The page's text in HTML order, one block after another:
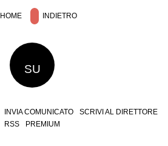
HOME INDIETRO
SU
INVIA COMUNICATO
SCRIVI AL DIRETTORE
RSS
PREMIUM